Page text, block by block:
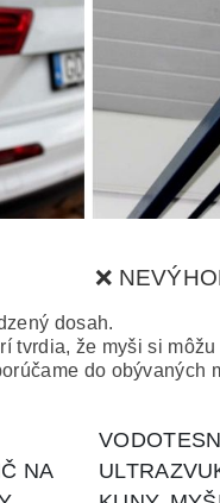
❌
dosah.
tvrdia, že myši si
do obývaných